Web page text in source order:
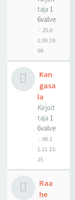
taja 1
6valve
- 25.0
1.09 19:
09
Kan
gasa
la
Kirjoit
taja 1
6valve
- 06.1
1.11 15:
25
Raa
he